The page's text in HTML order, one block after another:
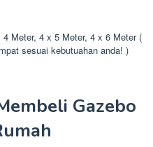
Meter, 4 x 5 Meter, 4 x 6 Meter (
sesuai kebutuahan anda! )
Gazebo